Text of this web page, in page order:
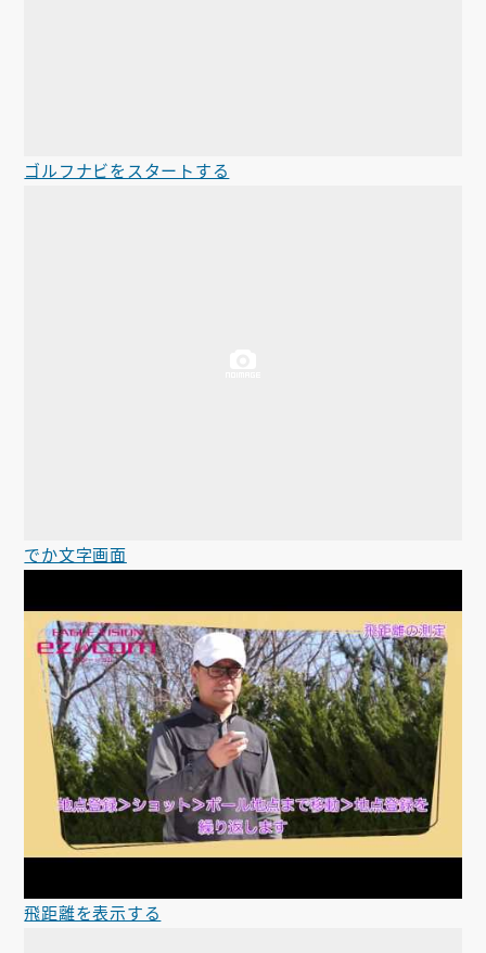
ゴルフナビをスタートする
でか文字画面
飛距離を表示する